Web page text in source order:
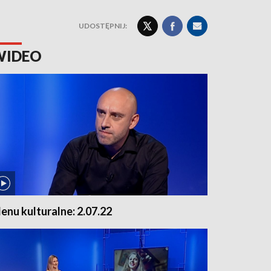
UDOSTĘPNIJ:
kulturalne: 2.07.22